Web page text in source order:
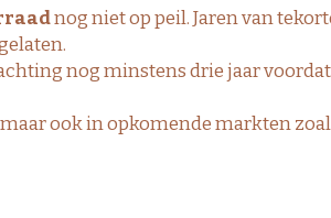
nog niet op peil. Jaren van
nog minstens drie jaar
ook in opkomende markten